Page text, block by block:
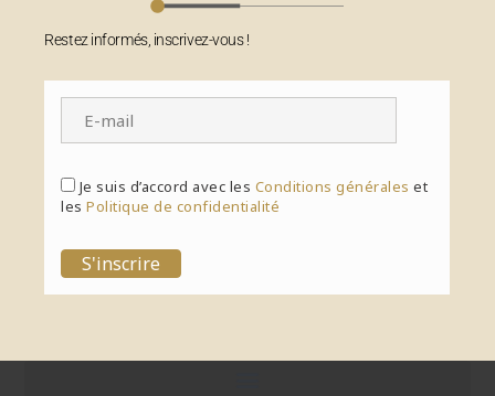
Restez informés, inscrivez-vous !
Je suis d’accord avec les Conditions générales et
lesPolitique de confidentialité
S'inscrire